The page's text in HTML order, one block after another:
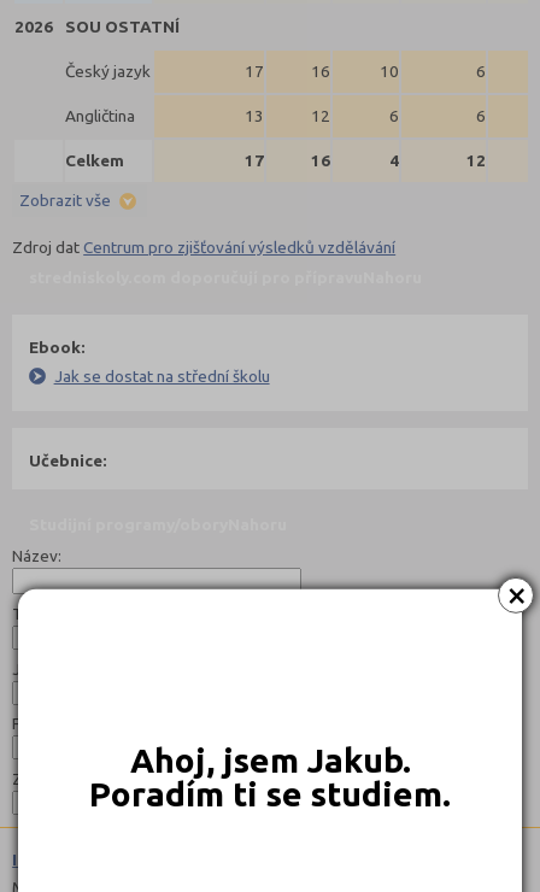
×
Ahoj, jsem Jakub.
Poradím ti se studiem.
2026 SOU OSTATNÍ
Český jazyk 17 16 10 6
Angličtina 13 12 6 6
Celkem 17 16 4 12
Zobrazit vše
Zdroj datCentrum pro zjišťování výsledků vzdělávání
Ebook:
Jak se dostat na střední školu
Učebnice:
Název:
Typ:
Jazyk:
Forma:
Zaměření:
Informační služby (7241M01)
Maturitní